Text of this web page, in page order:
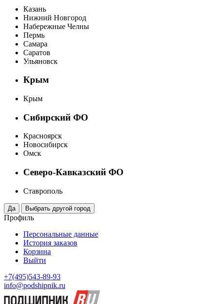
Казань
Нижний Новгород
Набережные Челны
Пермь
Самара
Саратов
Ульяновск
Крым
Крым
Сибирский ФО
Красноярск
Новосибирск
Омск
Северо-Кавказский ФО
Ставрополь
Профиль
Персональные данные
История заказов
Корзина
Выйти
+7(495)543-89-93
info@podshipnik.ru